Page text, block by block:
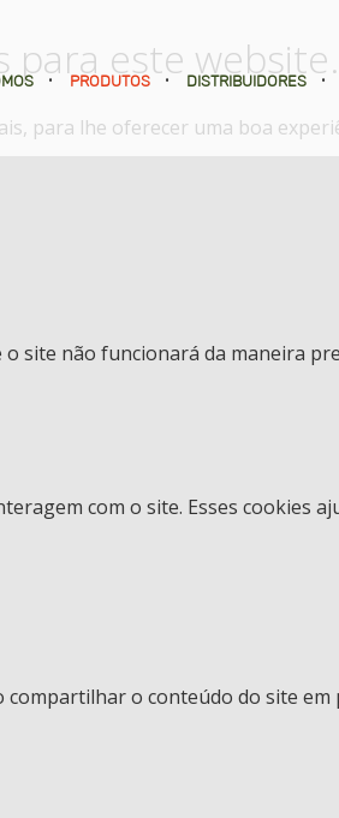
para este website.
para lhe oferecer uma boa
site não funcionará da maneira
com o site. Esses cookies
o conteúdo do site
• PRODUTOS • DISTRIBUIDORES •